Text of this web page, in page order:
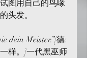
图用自己的鸟喙
头发。
dein Meister.”[德:
样。]一代黑巫师